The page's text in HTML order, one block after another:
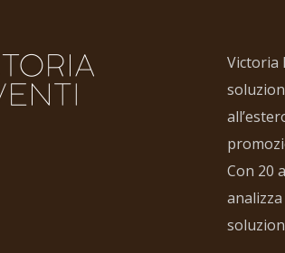
Victoria
Con 20